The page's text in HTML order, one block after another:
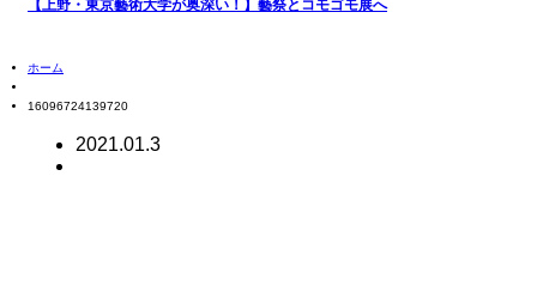
【上野・東京藝術大学が奥深い！】藝祭とコモゴモ展へ
ホーム
16096724139720
2021.01.3